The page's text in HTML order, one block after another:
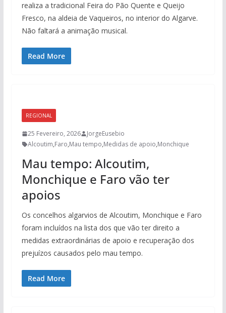
realiza a tradicional Feira do Pão Quente e Queijo
Fresco, na aldeia de Vaqueiros, no interior do Algarve.
Não faltará a animação musical.
Read More
REGIONAL
25 Fevereiro, 2026
JorgeEusebio
Alcoutim,Faro,Mau tempo,Medidas de apoio,Monchique
Mau tempo: Alcoutim,
Monchique e Faro vão ter
apoios
Os concelhos algarvios de Alcoutim, Monchique e Faro
foram incluídos na lista dos que vão ter direito a
medidas extraordinárias de apoio e recuperação dos
prejuízos causados pelo mau tempo.
Read More